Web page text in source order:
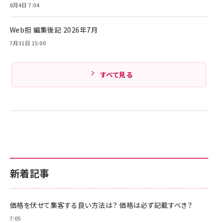
Amazonランキングをもっと見る
新着記事
価格を伏せて集客する良い方法は？ 価格は必ず記載すべき？
7:05
8月4日 7:04
Web担 編集後記 2026年7月
7月31日 15:00
すべて見る